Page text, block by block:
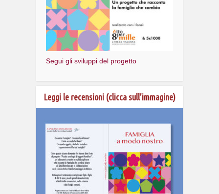
Segui gli sviluppi del progetto
Leggi le recensioni (clicca sull’immagine)